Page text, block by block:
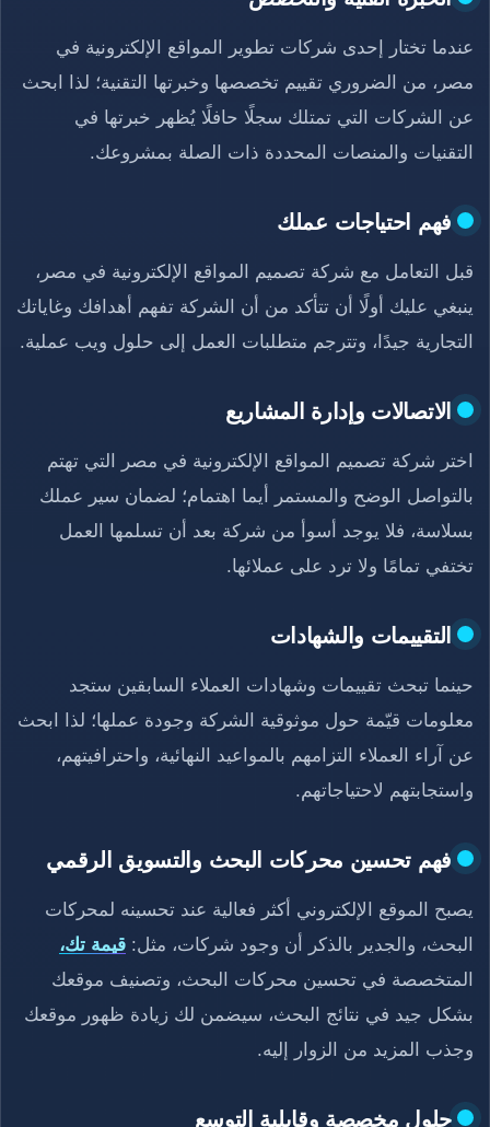
عندما تختار إحدى شركات تطوير المواقع الإلكترونية في
مصر، من الضروري تقييم تخصصها وخبرتها التقنية؛ لذا ابحث
عن الشركات التي تمتلك سجلًا حافلًا يُظهر خبرتها في
التقنيات والمنصات المحددة ذات الصلة بمشروعك.
فهم احتياجات عملك
قبل التعامل مع شركة تصميم المواقع الإلكترونية في مصر،
ينبغي عليك أولًا أن تتأكد من أن الشركة تفهم أهدافك وغاياتك
التجارية جيدًا، وتترجم متطلبات العمل إلى حلول ويب عملية.
الاتصالات وإدارة المشاريع
اختر شركة تصميم المواقع الإلكترونية في مصر التي تهتم
بالتواصل الوضح والمستمر أيما اهتمام؛ لضمان سير عملك
بسلاسة، فلا يوجد أسوأ من شركة بعد أن تسلمها العمل
تختفي تمامًا ولا ترد على عملائها.
التقييمات والشهادات
حينما تبحث تقييمات وشهادات العملاء السابقين ستجد
معلومات قيّمة حول موثوقية الشركة وجودة عملها؛ لذا ابحث
عن آراء العملاء التزامهم بالمواعيد النهائية، واحترافيتهم،
واستجابتهم لاحتياجاتهم.
فهم تحسين محركات البحث والتسويق الرقمي
يصبح الموقع الإلكتروني أكثر فعالية عند تحسينه لمحركات
البحث، والجدير بالذكر أن وجود شركات، مثل: قيمة تك،
المتخصصة في تحسين محركات البحث، وتصنيف موقعك
بشكل جيد في نتائج البحث، سيضمن لك زيادة ظهور موقعك
وجذب المزيد من الزوار إليه.
حلول مخصصة وقابلية التوسع